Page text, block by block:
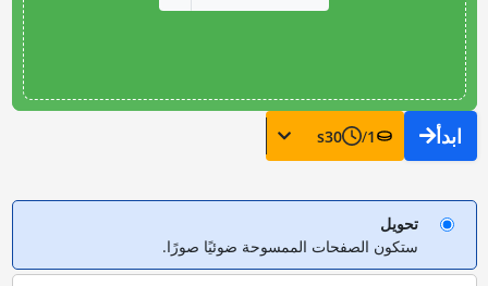
ابدأ 1
/
30
s
تحويل
ستكون الصفحات الممسوحة ضوئيًا صورًا.